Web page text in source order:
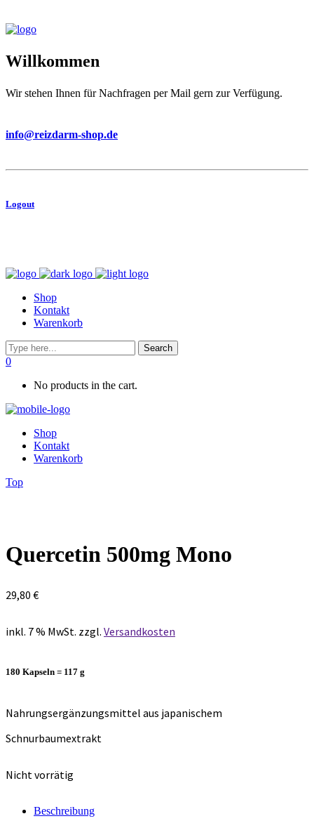
Willkommen
Wir stehen Ihnen für Nachfragen per Mail gern zur Verfügung.
info@reizdarm-shop.de
Logout
Shop
Kontakt
Warenkorb
0
No products in the cart.
Shop
Kontakt
Warenkorb
Top
Quercetin 500mg Mono
29,80 €
inkl. 7 % MwSt. zzgl. Versandkosten
180 Kapseln = 117 g
Nahrungsergänzungsmittel aus japanischem
Schnurbaumextrakt
Nicht vorrätig
Beschreibung